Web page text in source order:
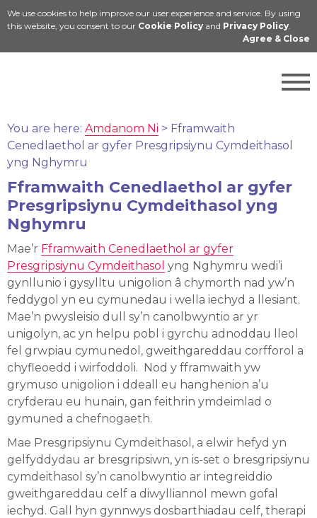
We use cookies to help improve our user experience and service. By using
this website, you consent to our Cookie Policy and Privacy Policy.
Agree & Close
English
You are here: Amdanom Ni > Fframwaith
Cenedlaethol ar gyfer Presgripsiynu Cymdeithasol
yng Nghymru
Fframwaith Cenedlaethol ar gyfer
Presgripsiynu Cymdeithasol yng
Nghymru
Mae’r Fframwaith Cenedlaethol ar gyfer
Presgripsiynu Cymdeithasol yng Nghymru wedi’i
gynllunio i gysylltu unigolion â chymorth nad yw’n
feddygol yn eu cymunedau i wella iechyd a llesiant.
Mae’n pwysleisio dull sy’n canolbwyntio ar yr
unigolyn, ac yn helpu pobl i gyrchu adnoddau lleol
fel grwpiau cymunedol, gweithgareddau corfforol a
chyfleoedd i wirfoddoli. Nod y fframwaith yw
grymuso unigolion i ddeall eu hanghenion a’u
cryfderau eu hunain, gan feithrin ymdeimlad o
gymuned a chefnogaeth.
Mae Presgripsiynu Cymdeithasol, a elwir hefyd yn
gelfyddydau ar bresgripsiwn, yn is-set o bresgripsiynu
cymdeithasol sy’n canolbwyntio ar integreiddio
gweithgareddau celf a diwylliannol mewn gofal
iechyd. Gall hyn gynnwys dosbarthiadau celf, therapi